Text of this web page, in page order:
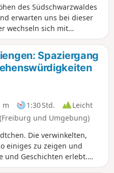
des Südschwarzwaldes
erwarten uns bei dieser
wechseln sich mit
Spaziergang
m 1:30 Std.
Leicht
und Umgebung)
Die verwinkelten,
einiges zu zeigen und
und Geschichten erlebt.
die mittelalterliche Altstadt!